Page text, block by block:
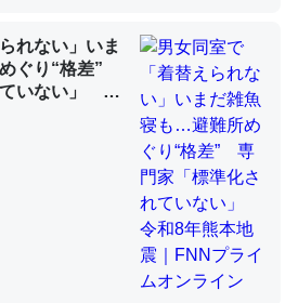
ウムも酸素も不足してて両方に不
てるのでは」とあって面白い。海に
ニ・ウミグモ）はカルシウムを使わ
だが、酵素が違うのか？
昆虫学の大問題＝「昆虫はなぜ海にいな
れない」いま
ぐり“格差”
ていない」 令
ライムオン